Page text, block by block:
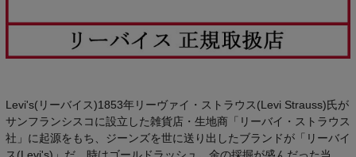
Levi's(リーバイス)1853年リーヴァイ・ストラウス(Levi Strauss)氏が
サンフランシスコに設立した雑貨店・生地商「リーバイ・ストラウス
社」に起源をもち、ジーンズを世に送り出したブランドが「リーバイ